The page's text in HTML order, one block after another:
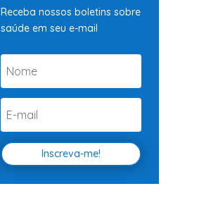
Receba nossos boletins sobre
saúde em seu e-mail
Inscreva-me!